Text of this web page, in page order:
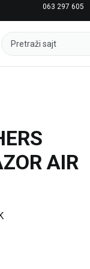
063 297 605
Pretraži sajt
AIR